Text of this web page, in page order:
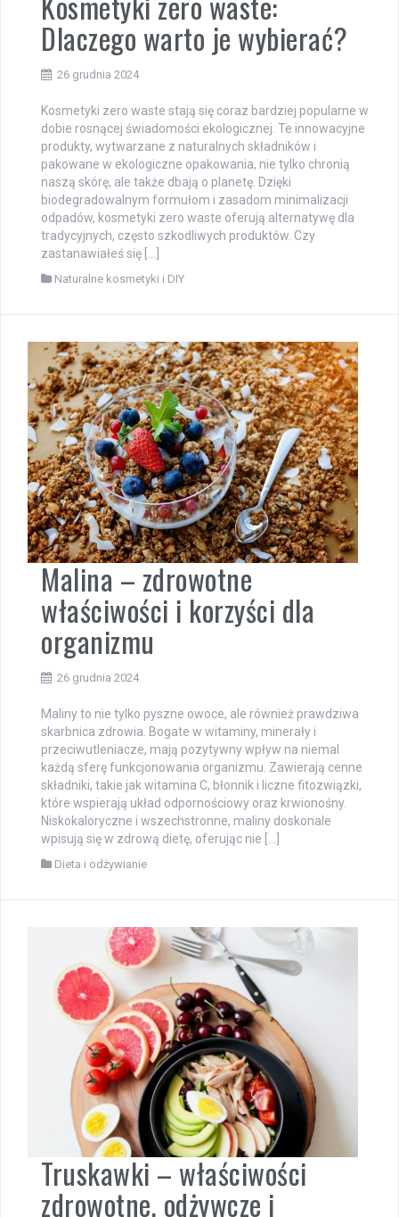
Dlaczego warto je wybierać?
26 grudnia 2024
Kosmetyki zero waste stają się coraz bardziej popularne w
dobie rosnącej świadomości ekologicznej. Te innowacyjne
produkty, wytwarzane z naturalnych składników i
pakowane w ekologiczne opakowania, nie tylko chronią
naszą skórę, ale także dbają o planetę. Dzięki
biodegradowalnym formułom i zasadom minimalizacji
odpadów, kosmetyki zero waste oferują alternatywę dla
tradycyjnych, często szkodliwych produktów. Czy
zastanawiałeś się […]
Naturalne kosmetyki i DIY
Malina – zdrowotne
właściwości i korzyści dla
organizmu
26 grudnia 2024
Maliny to nie tylko pyszne owoce, ale również prawdziwa
skarbnica zdrowia. Bogate w witaminy, minerały i
przeciwutleniacze, mają pozytywny wpływ na niemal
każdą sferę funkcjonowania organizmu. Zawierają cenne
składniki, takie jak witamina C, błonnik i liczne fitozwiązki,
które wspierają układ odpornościowy oraz krwionośny.
Niskokaloryczne i wszechstronne, maliny doskonale
wpisują się w zdrową dietę, oferując nie […]
Dieta i odżywianie
Truskawki – właściwości
zdrowotne, odżywcze i